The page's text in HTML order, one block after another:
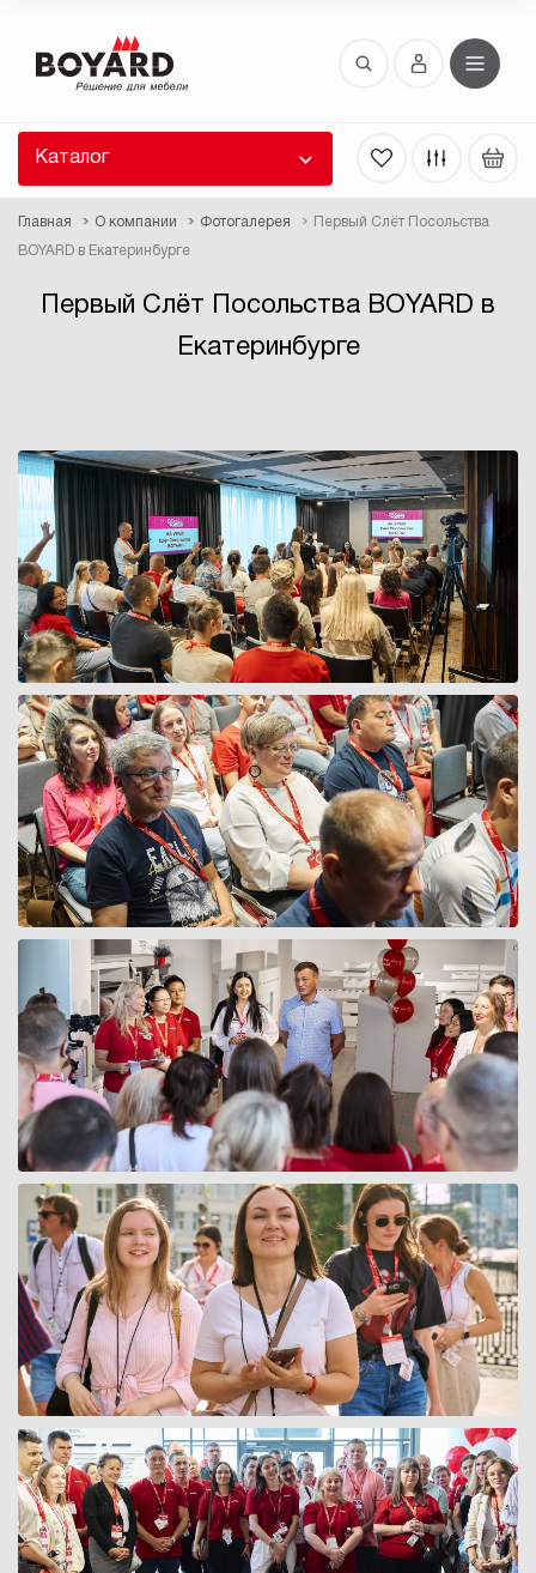
Каталог
Главная О компании Фотогалерея Первый Слёт Посольства
BOYARD в Екатеринбурге
Первый Слёт Посольства BOYARD в
Екатеринбурге
Восстановление пароля
высланы вам по E-Mail.
ссылку для восстановления